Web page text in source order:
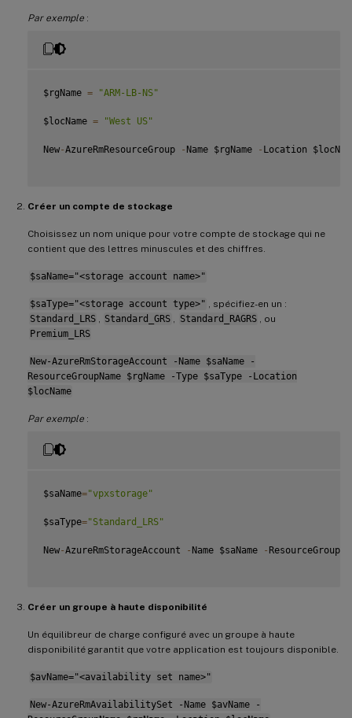
Par exemple :
$rgName = "ARM-LB-NS"
$locName = "West US"
New-AzureRmResourceGroup - Name $rgName - Location
Créer un compte de stockage
Choisissez un nom unique pour votre compte de stockage qui ne
contient que des lettres minuscules et des chiffres.
$saName="<storage account name>"
$saType="<storage account type>"
, spécifiez-en un :
Standard_LRS
Standard_GRS Standard_RAGRS
, ou
Premium_LRS
New-AzureRmStorageAccount -Name $saName -
ResourceGroupName $rgName -Type $saType -Location
$locName
Par exemple :
$saName="vpxstorage"
$saType="Standard_LRS"
New-AzureRmStorageAccount - Name $saName -
Créer un groupe à haute disponibilité
Un équilibreur de charge configuré avec un groupe à haute
disponibilité garantit que votre application est toujours disponible.
$avName="<availability set name>"
New-AzureRmAvailabilitySet -Name $avName -